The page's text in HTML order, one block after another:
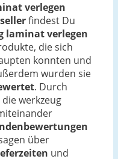
verlegen
findest Du
laminat verlegen
die sich
konnten und
wurden sie
. Durch
werkzeug
über
und